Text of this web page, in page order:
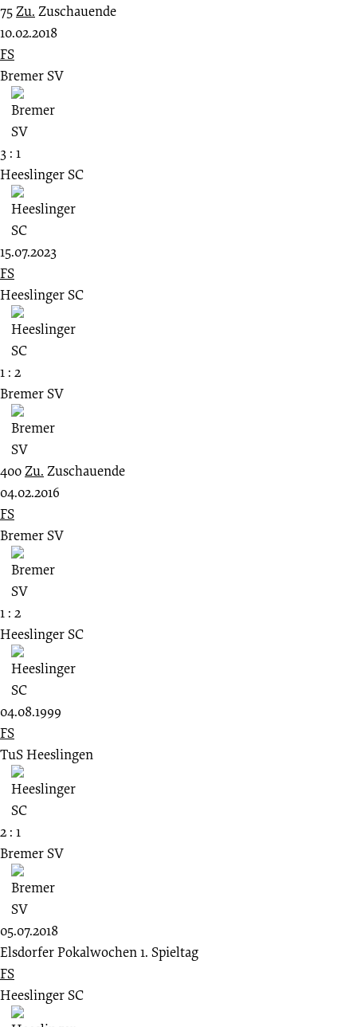
75 Zu. Zuschauende
10.02.2018
FS
Bremer SV
3 : 1
Heeslinger SC
15.07.2023
FS
Heeslinger SC
1 : 2
Bremer SV
400 Zu. Zuschauende
04.02.2016
FS
Bremer SV
1 : 2
Heeslinger SC
04.08.1999
FS
TuS Heeslingen
2 : 1
Bremer SV
05.07.2018
Elsdorfer Pokalwochen 1. Spieltag
FS
Heeslinger SC